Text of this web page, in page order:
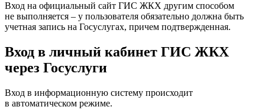
Вход на официальный сайт ГИС ЖКХ другим способом
не выполняется – у пользователя обязательно должна быть
учетная запись на Госуслугах, причем подтвержденная.
Вход в личный кабинет ГИС ЖКХ
через Госуслуги
Вход в информационную систему происходит
в автоматическом режиме.